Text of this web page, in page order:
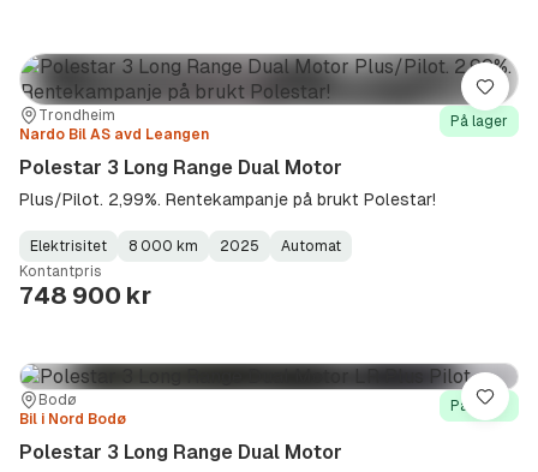
Sted:Trondheim
Forhandler:
Nardo Bil AS avd Leangen
På lager
Polestar 3 Long Range Dual Motor
Plus/Pilot. 2,99%. Rentekampanje på brukt Polestar!
Fuel
Type:
Elektrisitet
Kilometerstand:
8 000 km
Model
Year:
2025
Gearbox
Type:
Automat
Kontantpris
748 900 kr
Lagre
Sted:
Bodø
Forhandler:
Bil i Nord Bodø
På lager
Polestar 3 Long Range Dual Motor
Lagre